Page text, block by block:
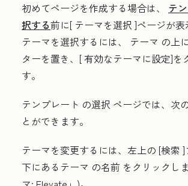
初めてページを作成する場合は、 テ
択する前に[ テーマを選択 ]ページが表
テーマを選択するには、 テーマ の上
ターを置き、[有効なテーマに設定]を
す。
テンプレート の選択 ページでは、次
とができます。
テーマを変更するには、左上の [検索 ]
下にあるテーマ の名前 をクリックし